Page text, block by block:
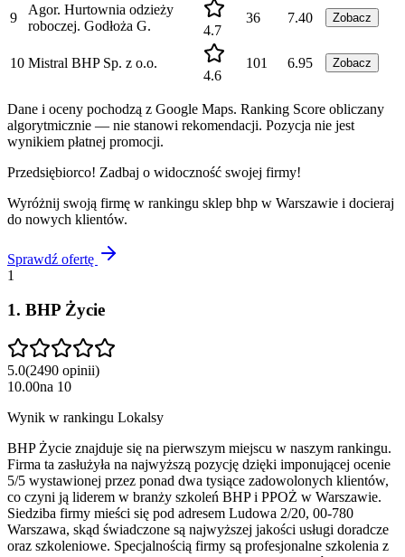
9
Agor. Hurtownia odzieży
roboczej. Godłoża G.
4.7
36 7.40 Zobacz
10 Mistral BHP Sp. z o.o.
4.6
101 6.95 Zobacz
Dane i oceny pochodzą z Google Maps. Ranking Score obliczany
algorytmicznie — nie stanowi rekomendacji. Pozycja nie jest
wynikiem płatnej promocji.
Przedsiębiorco! Zadbaj o widoczność swojej firmy!
Wyróżnij swoją firmę w rankingu sklep bhp w Warszawie i docieraj
do nowych klientów.
Sprawdź ofertę
1
1. BHP Życie
5.0(2490 opinii)
10.00na 10
Wynik w rankingu Lokalsy
BHP Życie znajduje się na pierwszym miejscu w naszym rankingu.
Firma ta zasłużyła na najwyższą pozycję dzięki imponującej ocenie
5/5 wystawionej przez ponad dwa tysiące zadowolonych klientów,
co czyni ją liderem w branży szkoleń BHP i PPOŻ w Warszawie.
Siedziba firmy mieści się pod adresem Ludowa 2/20, 00-780
Warszawa, skąd świadczone są najwyższej jakości usługi doradcze
oraz szkoleniowe. Specjalnością firmy są profesjonalne szkolenia z